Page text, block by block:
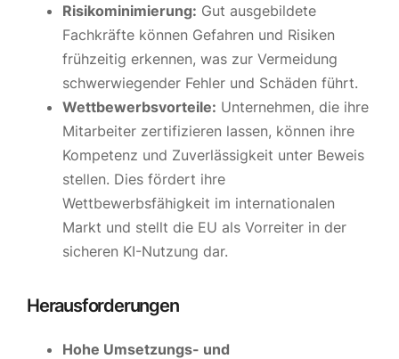
Risikominimierung: Gut ausgebildete
Fachkräfte können Gefahren und Risiken
frühzeitig erkennen, was zur Vermeidung
schwerwiegender Fehler und Schäden führt.
Wettbewerbsvorteile: Unternehmen, die ihre
Mitarbeiter zertifizieren lassen, können ihre
Kompetenz und Zuverlässigkeit unter Beweis
stellen. Dies fördert ihre
Wettbewerbsfähigkeit im internationalen
Markt und stellt die EU als Vorreiter in der
sicheren KI-Nutzung dar.
Herausforderungen
Hohe Umsetzungs- und